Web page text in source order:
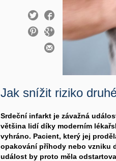
Jak snížit riziko
Srdeční infarkt je závažná
většina lidí díky moderním
vyhráno. Pacient, který jej
opakování příhody nebo vzniku
událost by proto měla